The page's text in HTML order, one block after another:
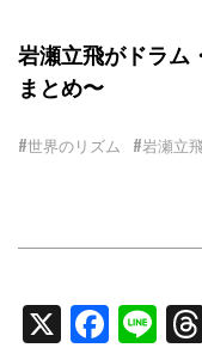
岩瀬立飛がドラム
まとめ〜
#世界のリズム #岩瀬立
X